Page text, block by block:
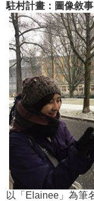
駐村計畫：圖像敘
以「Elainee」為筆